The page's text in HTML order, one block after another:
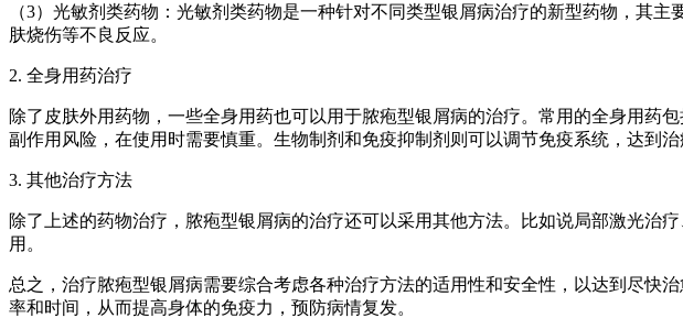
（3）光敏剂类药物：光敏剂类药物是一种针对不同类型银屑病治疗的新型药物，其
肤烧伤等不良反应。
2. 全身用药治疗
除了皮肤外用药物，一些全身用药也可以用于脓疱型银屑病的治疗。常用的全身用药
副作用风险，在使用时需要慎重。生物制剂和免疫抑制剂则可以调节免疫系统，达到治
3. 其他治疗方法
除了上述的药物治疗，脓疱型银屑病的治疗还可以采用其他方法。比如说局部激光治
用。
总之，治疗脓疱型银屑病需要综合考虑各种治疗方法的适用性和安全性，以达到尽快
率和时间，从而提高身体的免疫力，预防病情复发。